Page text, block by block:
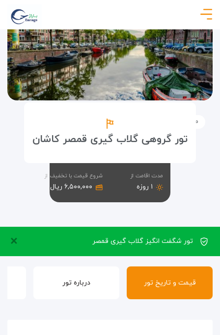
صفحه نخست تور گلاب گیری قمصر کاشان
تور گروهی گلاب گیری قمصر کاشان
مدت اقامت از
۱ روزه
شروع قیمت با تخفیف از
۶,۵۰۰,۰۰۰ ریال
× تور شگفت انگیز گلاب گیری قمصر
قیمت و تاریخ تور درباره تور